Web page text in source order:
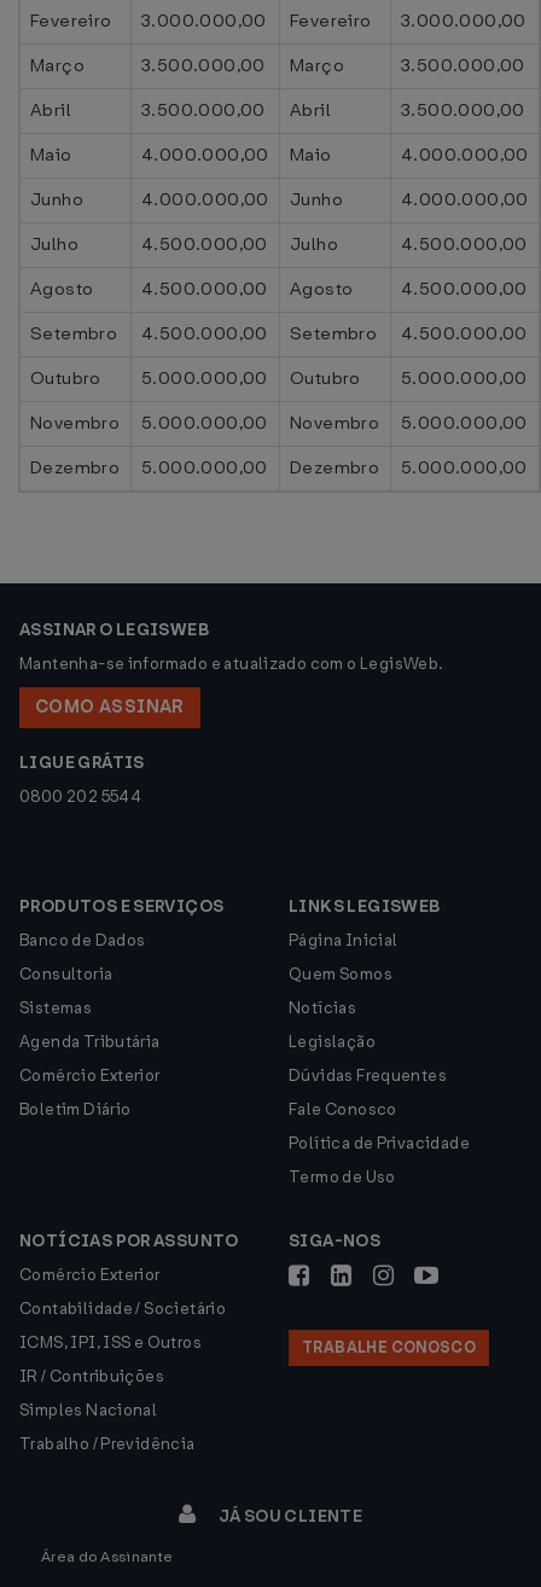
Fevereiro
3.000.000,00 Fevereiro
3.000.000,00
Março
3.500.000,00 Março
3.500.000,00
Abril
3.500.000,00 Abril
3.500.000,00
Maio
4.000.000,00 Maio
4.000.000,00
Junho
4.000.000,00 Junho
4.000.000,00
Julho
4.500.000,00 Julho
4.500.000,00
Agosto
4.500.000,00 Agosto
4.500.000,00
Setembro
4.500.000,00 Setembro
4.500.000,00
Outubro
5.000.000,00 Outubro
5.000.000,00
Novembro
5.000.000,00 Novembro
5.000.000,00
Dezembro
5.000.000,00 Dezembro 5.000.000,00
ASSINAR O LEGISWEB
Mantenha-se informado e atualizado com o LegisWeb.
COMO ASSINAR
LIGUE GRÁTIS
0800 202 5544
PRODUTOS E SERVIÇOS
Banco de Dados
Consultoria
Sistemas
Agenda Tributária
Comércio Exterior
Boletim Diário
LINKS LEGISWEB
Página Inicial
Quem Somos
Notícias
Legislação
Dúvidas Frequentes
Fale Conosco
Política de Privacidade
Termo de Uso
NOTÍCIAS POR ASSUNTO
Comércio Exterior
Contabilidade / Societário
ICMS, IPI, ISS e Outros
IR / Contribuições
Simples Nacional
Trabalho / Previdência
SIGA-NOS
TRABALHE CONOSCO
JÁ SOU CLIENTE
Área do Assinante